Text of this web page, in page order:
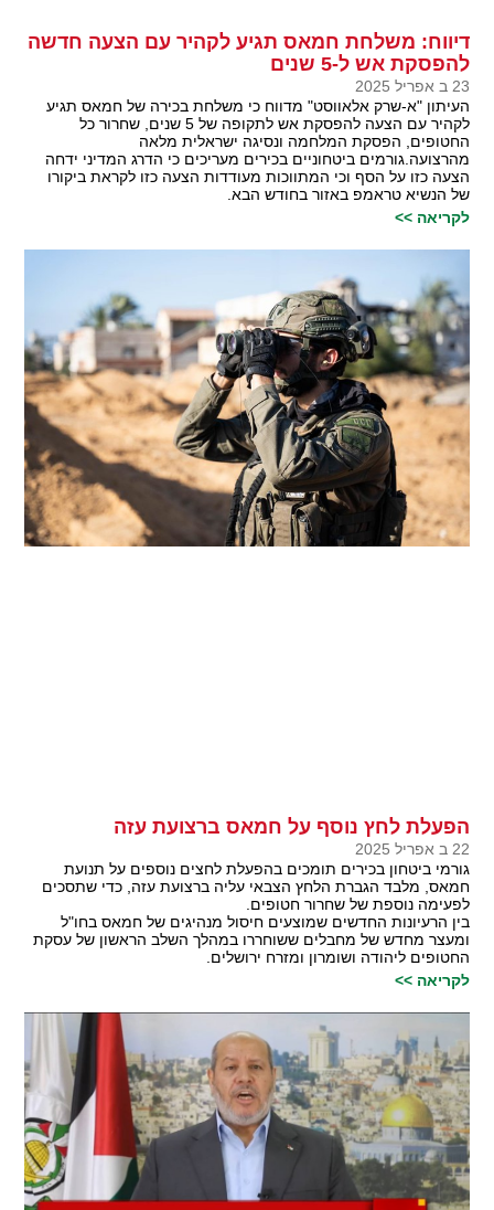
דיווח: משלחת חמאס תגיע לקהיר עם הצעה חדשה
להפסקת אש ל-5 שנים
23 ב אפריל 2025
העיתון "א-שרק אלאווסט" מדווח כי משלחת בכירה של חמאס תגיע
לקהיר עם הצעה להפסקת אש לתקופה של 5 שנים, שחרור כל
החטופים, הפסקת המלחמה ונסיגה ישראלית מלאה
מהרצועה.גורמים ביטחוניים בכירים מעריכים כי הדרג המדיני ידחה
הצעה כזו על הסף וכי המתווכות מעודדות הצעה כזו לקראת ביקורו
של הנשיא טראמפ באזור בחודש הבא.
לקריאה >>
הפעלת לחץ נוסף על חמאס ברצועת עזה
22 ב אפריל 2025
גורמי ביטחון בכירים תומכים בהפעלת לחצים נוספים על תנועת
חמאס, מלבד הגברת הלחץ הצבאי עליה ברצועת עזה, כדי שתסכים
לפעימה נוספת של שחרור חטופים.
בין הרעיונות החדשים שמוצעים חיסול מנהיגים של חמאס בחו"ל
ומעצר מחדש של מחבלים ששוחררו במהלך השלב הראשון של עסקת
החטופים ליהודה ושומרון ומזרח ירושלים.
לקריאה >>